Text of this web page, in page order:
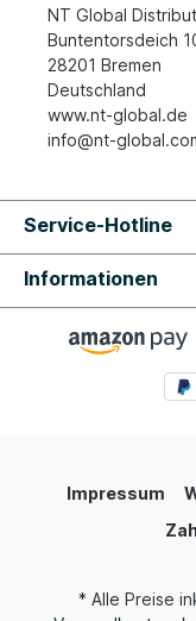
NT Global
Buntentorsdeich
28201 Bremen
Deutschland
www.nt-global.de
info@nt-
Service-Hotline
Informationen
Impressum
* Alle Preise